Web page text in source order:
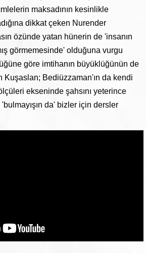
maksadının kesinlikle
dikkat çeken Nurender
özünde yatan hünerin de 'insanın
görmemesinde' olduğuna vurgu
göre imtihanın büyüklüğünün de
Kuşaslan; Bediüzzaman'ın da kendi
ekseninde şahsını yeterince
'bulmayışın da' bizler için dersler